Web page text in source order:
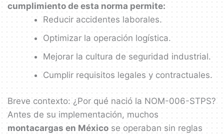
cumplimiento de esta norma permite:
Reducir accidentes laborales.
Optimizar la operación logística.
Mejorar la cultura de seguridad industrial.
Cumplir requisitos legales y contractuales.
Breve contexto: ¿Por qué nació la NOM-006-STPS?
Antes de su implementación, muchos
montacargas en México se operaban sin reglas